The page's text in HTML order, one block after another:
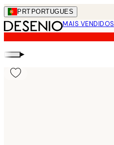
Skip
to
main
content.
PRT PORTUGUES
MAIS VENDIDOS
▸